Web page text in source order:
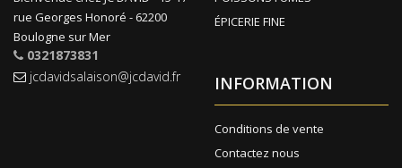
rue Georges Honoré - 62200
Boulogne sur Mer
0321873831
jcdavidsalaison@jcdavid.fr
ÉPICERIE FINE
INFORMATION
Conditions de vente
Contactez nous